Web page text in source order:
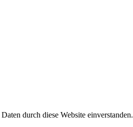
durch diese Website einverstanden.